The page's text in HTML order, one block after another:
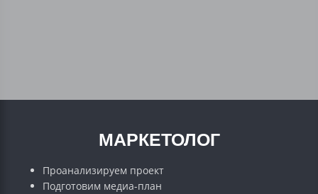
МАРКЕТОЛОГ
Проанализируем проект
Подготовим медиа-план